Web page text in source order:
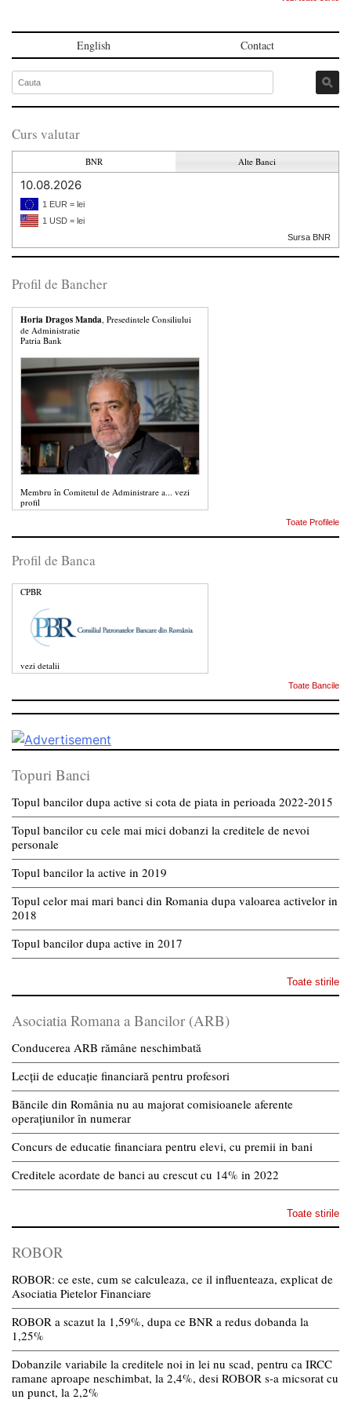
English Contact
Curs valutar
BNR Alte Banci
10.08.2026
1 EUR = lei
1 USD = lei
Sursa BNR
Profil de Bancher
Horia Dragos Manda, Presedintele Consiliului
de Administratie
Patria Bank
Membru în Comitetul de Administrare a... vezi
profil
Toate Profilele
Profil de Banca
CPBR
vezi detalii
Toate Bancile
Topuri Banci
Topul bancilor dupa active si cota de piata in perioada 2022-2015
Topul bancilor cu cele mai mici dobanzi la creditele de nevoi
personale
Topul bancilor la active in 2019
Topul celor mai mari banci din Romania dupa valoarea activelor in
2018
Topul bancilor dupa active in 2017
Toate stirile
Asociatia Romana a Bancilor (ARB)
Conducerea ARB rămâne neschimbată
Lecții de educație financiară pentru profesori
Băncile din România nu au majorat comisioanele aferente
operațiunilor în numerar
Concurs de educatie financiara pentru elevi, cu premii in bani
Creditele acordate de banci au crescut cu 14% in 2022
Toate stirile
ROBOR
ROBOR: ce este, cum se calculeaza, ce il influenteaza, explicat de
Asociatia Pietelor Financiare
ROBOR a scazut la 1,59%, dupa ce BNR a redus dobanda la
1,25%
Dobanzile variabile la creditele noi in lei nu scad, pentru ca IRCC
ramane aproape neschimbat, la 2,4%, desi ROBOR s-a micsorat cu
un punct, la 2,2%